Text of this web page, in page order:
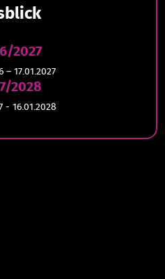
2027
– 17.01.2027
2028
- 16.01.2028